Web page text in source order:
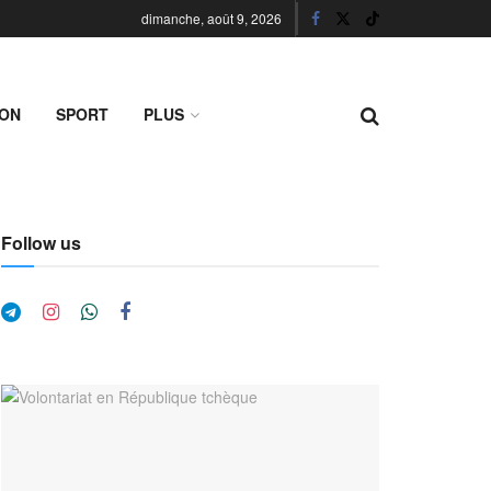
dimanche, août 9, 2026
SPORT PLUS
Follow us